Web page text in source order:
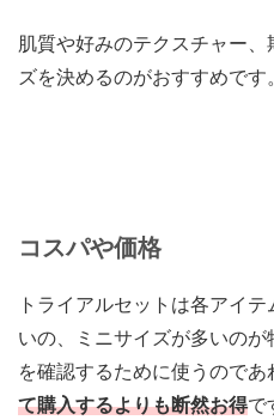
肌質や好みのテクスチャー
ズを決めるのがおすすめです
コスパや価格
トライアルセットは各アイ
いの、ミニサイズが多いの
を確認するために使うのであ
て購入するよりも断然お得で